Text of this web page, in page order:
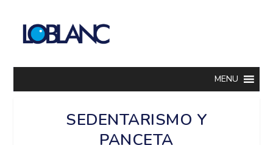
MENU
SEDENTARISMO Y
PANCETA